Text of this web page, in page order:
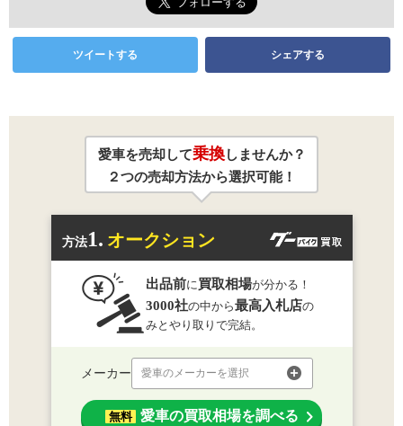
ツイートする シェアする
愛車を売却して乗換しませんか？
２つの売却方法から選択可能！
方法1. オークション
出品前に買取相場が分かる！
3000社の中から最高入札店の
みとやり取りで完結。
メーカー 愛車のメーカーを選択
無料 愛車の買取相場を調べる